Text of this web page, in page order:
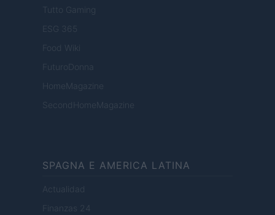
Tutto Gaming
ESG 365
Food Wiki
FuturoDonna
HomeMagazine
SecondHomeMagazine
SPAGNA E AMERICA LATINA
Actualidad
Finanzas 24